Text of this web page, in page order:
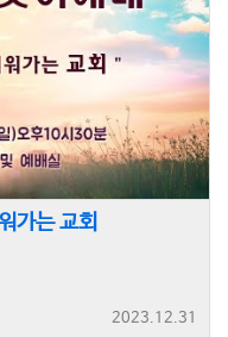
가는 교회
2023.12.31